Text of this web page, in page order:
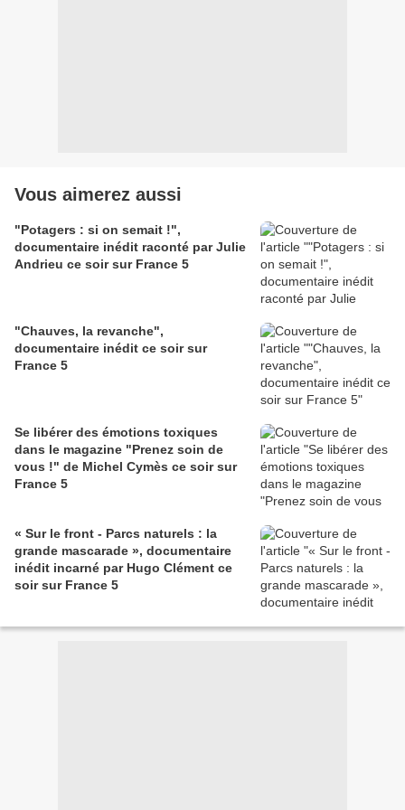
Vous aimerez aussi
"Potagers : si on semait !",
documentaire inédit raconté par Julie
Andrieu ce soir sur France 5
"Chauves, la revanche",
documentaire inédit ce soir sur
France 5
Se libérer des émotions toxiques
dans le magazine "Prenez soin de
vous !" de Michel Cymès ce soir sur
France 5
« Sur le front - Parcs naturels : la
grande mascarade », documentaire
inédit incarné par Hugo Clément ce
soir sur France 5